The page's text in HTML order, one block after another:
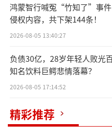
当天，随着蔡国强
火”，火药爆破，在
来看，这的确是一出
秀。
即掀起了环保问题的轩
鸿蒙智行喊冤“竹知了”事
侵权内容，共下架144条！
2026-08-05 13:40:27
负债30亿，28岁年轻人败光
知名饮料巨鳄悲情落幕？
2026-08-05 17:14:52
精彩推荐